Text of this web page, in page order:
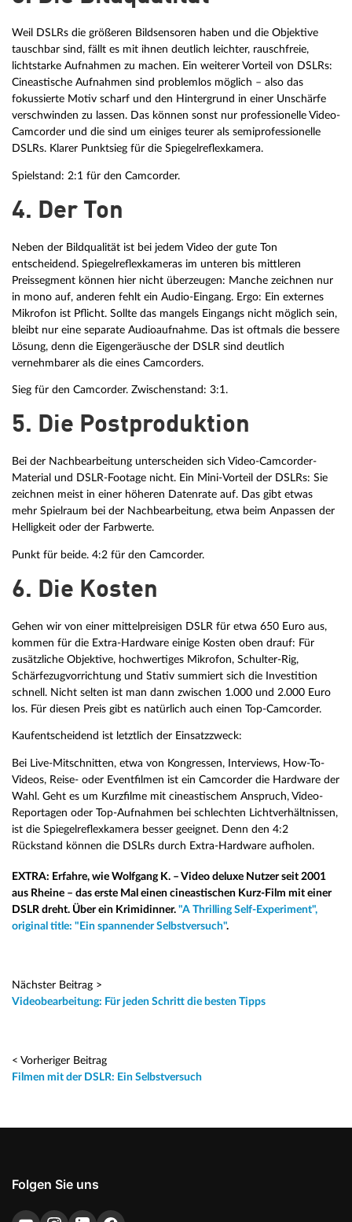
Weil DSLRs die größeren Bildsensoren haben und die Objektive
tauschbar sind, fällt es mit ihnen deutlich leichter, rauschfreie,
lichtstarke Aufnahmen zu machen. Ein weiterer Vorteil von DSLRs:
Cineastische Aufnahmen sind problemlos möglich – also das
fokussierte Motiv scharf und den Hintergrund in einer Unschärfe
verschwinden zu lassen. Das können sonst nur professionelle Video-
Camcorder und die sind um einiges teurer als semiprofessionelle
DSLRs. Klarer Punktsieg für die Spiegelreflexkamera.
Spielstand: 2:1 für den Camcorder.
4. Der Ton
Neben der Bildqualität ist bei jedem Video der gute Ton
entscheidend. Spiegelreflexkameras im unteren bis mittleren
Preissegment können hier nicht überzeugen: Manche zeichnen nur
in mono auf, anderen fehlt ein Audio-Eingang. Ergo: Ein externes
Mikrofon ist Pflicht. Sollte das mangels Eingangs nicht möglich sein,
bleibt nur eine separate Audioaufnahme. Das ist oftmals die bessere
Lösung, denn die Eigengeräusche der DSLR sind deutlich
vernehmbarer als die eines Camcorders.
Sieg für den Camcorder. Zwischenstand: 3:1.
5. Die Postproduktion
Bei der Nachbearbeitung unterscheiden sich Video-Camcorder-
Material und DSLR-Footage nicht. Ein Mini-Vorteil der DSLRs: Sie
zeichnen meist in einer höheren Datenrate auf. Das gibt etwas
mehr Spielraum bei der Nachbearbeitung, etwa beim Anpassen der
Helligkeit oder der Farbwerte.
Punkt für beide. 4:2 für den Camcorder.
6. Die Kosten
Gehen wir von einer mittelpreisigen DSLR für etwa 650 Euro aus,
kommen für die Extra-Hardware einige Kosten oben drauf: Für
zusätzliche Objektive, hochwertiges Mikrofon, Schulter-Rig,
Schärfezugvorrichtung und Stativ summiert sich die Investition
schnell. Nicht selten ist man dann zwischen 1.000 und 2.000 Euro
los. Für diesen Preis gibt es natürlich auch einen Top-Camcorder.
Kaufentscheidend ist letztlich der Einsatzzweck:
Bei Live-Mitschnitten, etwa von Kongressen, Interviews, How-To-
Videos, Reise- oder Eventfilmen ist ein Camcorder die Hardware der
Wahl. Geht es um Kurzfilme mit cineastischem Anspruch, Video-
Reportagen oder Top-Aufnahmen bei schlechten Lichtverhältnissen,
ist die Spiegelreflexkamera besser geeignet. Denn den 4:2
Rückstand können die DSLRs durch Extra-Hardware aufholen.
EXTRA: Erfahre, wie Wolfgang K. – Video deluxe Nutzer seit 2001
aus Rheine – das erste Mal einen cineastischen Kurz-Film mit einer
DSLR dreht. Über ein Krimidinner. "A Thrilling Self-Experiment",
original title: "Ein spannender Selbstversuch".
Nächster Beitrag >
Videobearbeitung: Für jeden Schritt die besten Tipps
< Vorheriger Beitrag
Filmen mit der DSLR: Ein Selbstversuch
Folgen Sie uns